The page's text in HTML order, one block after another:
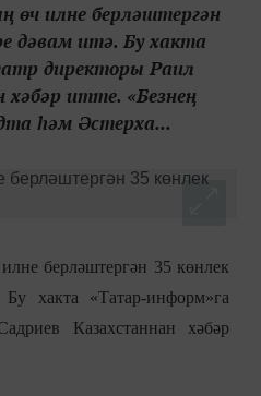
өч илне берләштергән
дәвам итә. Бу хакта
директоры Раил
хәбәр итте. «Безнең
һәм Әстерха...
берләштергән 35 көнлек
Бу хакта «Татар-информ»га
Казахстаннан хәбәр